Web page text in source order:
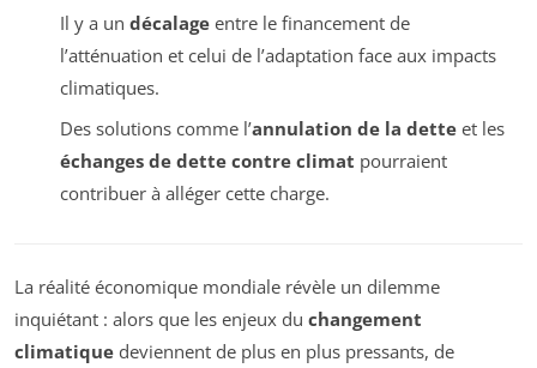
Il y a un décalageentre le financement de
l’atténuation et celui de l’adaptation face aux impacts
climatiques.
Des solutions comme l’annulation de la detteet les
échanges de dette contre climat pourraient
contribuer à alléger cette charge.
La réalité économique mondiale révèle un dilemme
inquiétant : alors que les enjeux du changement
climatique deviennent de plus en plus pressants, de